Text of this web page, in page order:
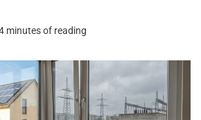
minutes of reading